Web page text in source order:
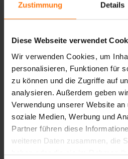
Zustimmung Details
Diese Webseite verwendet
Wir verwenden Cookies, um
personalisieren, Funktionen für
zu können und die Zugriffe auf
analysieren. Außerdem geben
Verwendung unserer Website
soziale Medien, Werbung und
Partner führen diese
weiteren Daten zusammen, die
haben oder die sie im Rahmen
oberammergau
bikegloves
Global Racing Team
canyouridetheline
racing
Profisport
winter
Skisaison
winterseason
winterison